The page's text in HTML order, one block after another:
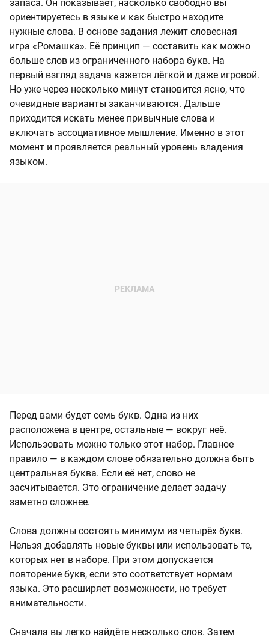
запаса. Он показывает, насколько свободно вы
ориентируетесь в языке и как быстро находите
нужные слова. В основе задания лежит словесная
игра «Ромашка». Её принцип — составить как можно
больше слов из ограниченного набора букв. На
первый взгляд задача кажется лёгкой и даже игровой.
Но уже через несколько минут становится ясно, что
очевидные варианты заканчиваются. Дальше
приходится искать менее привычные слова и
включать ассоциативное мышление. Именно в этот
момент и проявляется реальный уровень владения
языком.
Перед вами будет семь букв. Одна из них
расположена в центре, остальные — вокруг неё.
Использовать можно только этот набор. Главное
правило — в каждом слове обязательно должна быть
центральная буква. Если её нет, слово не
засчитывается. Это ограничение делает задачу
заметно сложнее.
Слова должны состоять минимум из четырёх букв.
Нельзя добавлять новые буквы или использовать те,
которых нет в наборе. При этом допускается
повторение букв, если это соответствует нормам
языка. Это расширяет возможности, но требует
внимательности.
Сначала вы легко найдёте несколько слов. Затем